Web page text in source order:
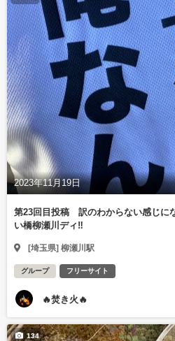
2023年11月19日
第23回目投稿 訳のわからない感じに
い橋柳瀬川ディ‼️
[埼玉県] 柳瀬川駅
グループ フリーサイト
🔥焚き火🔥
134